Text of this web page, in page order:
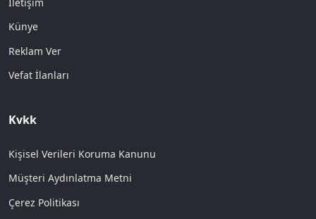
Künye
Reklam Ver
Vefat İlanları
Kvkk
Kişisel Verileri Koruma Kanunu
Müşteri Aydınlatma Metni
Çerez Politikası